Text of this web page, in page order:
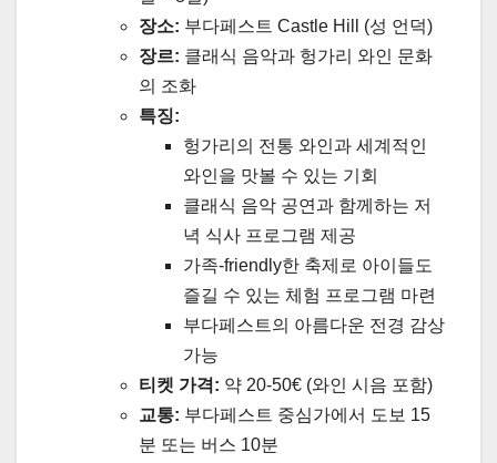
장소: 부다페스트 Castle Hill (성 언덕)
장르: 클래식 음악과 헝가리 와인 문화
의 조화
특징:
헝가리의 전통 와인과 세계적인
와인을 맛볼 수 있는 기회
클래식 음악 공연과 함께하는 저
녁 식사 프로그램 제공
가족-friendly한 축제로 아이들도
즐길 수 있는 체험 프로그램 마련
부다페스트의 아름다운 전경 감상
가능
티켓 가격: 약 20-50€ (와인 시음 포함)
교통: 부다페스트 중심가에서 도보 15
분 또는 버스 10분